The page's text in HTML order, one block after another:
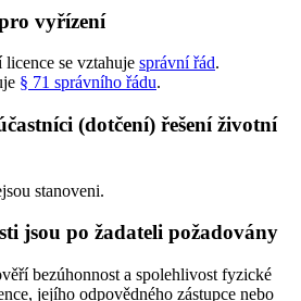
vyřízení
se vztahuje správní řád.
§ 71 správního řádu.
(dotčení) řešení životní
stanoveni.
jsou po žadateli požadovány
bezúhonnost a spolehlivost fyzické
jejího odpovědného zástupce nebo